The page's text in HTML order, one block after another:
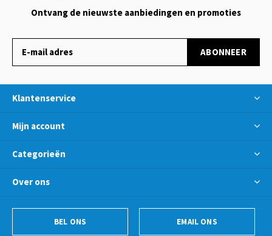
Ontvang de nieuwste aanbiedingen en promoties
ABONNEER
Klantenservice
Mijn account
Categorieën
Over ons
BEL ONS EMAIL ONS